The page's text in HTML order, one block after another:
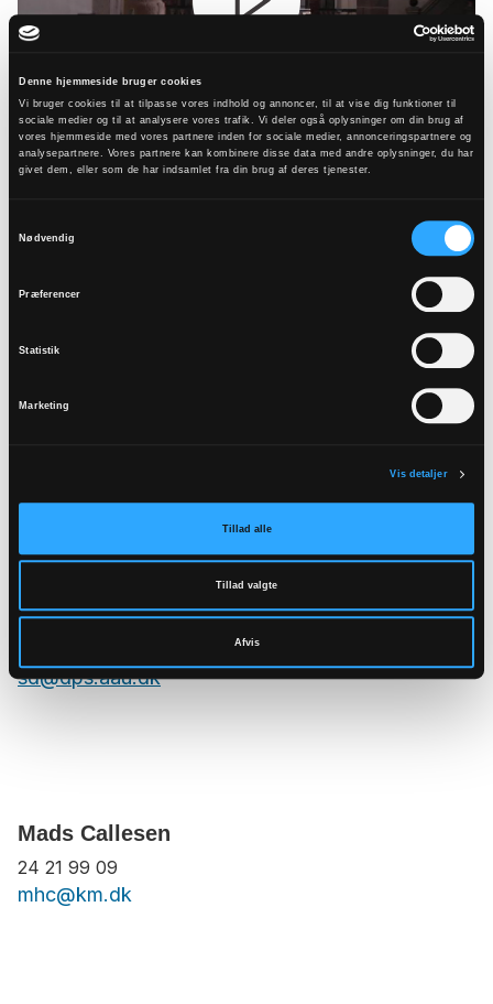
Denne hjemmeside bruger cookies
Vi bruger cookies til at tilpasse vores indhold og annoncer, til at vise dig funktioner til
sociale medier og til at analysere vores trafik. Vi deler også oplysninger om din brug af
vores hjemmeside med vores partnere inden for sociale medier, annonceringspartnere og
analysepartnere. Vores partnere kan kombinere disse data med andre oplysninger, du har
givet dem, eller som de har indsamlet fra din brug af deres tjenester.
Nødvendig
Præferencer
Statistik
Marketing
Vis detaljer
Tillad alle
Tillad valgte
Afvis
Feltpræster tilknyttet Hæren
25 31 79 00
21 30 88 38
Søren Dosenrode
sd@dps.aau.dk
Mads Callesen
24 21 99 09
mhc@km.dk